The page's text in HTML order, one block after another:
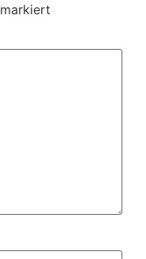
markiert